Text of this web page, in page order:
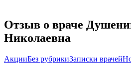
Отзыв о враче
Николаевна
АкцииБез рубрикиЗаписки врачей